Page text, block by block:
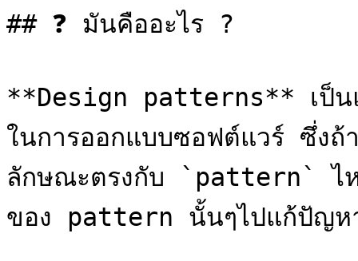
## ❓ มันคืออะไร ?
**Design patterns** เป็นแ
ในการออกแบบซอฟต์แวร์ ซึ่ง
ลักษณะตรงกับ `pattern` ไห
ของ pattern นั้นๆไปแก้ปัญหา